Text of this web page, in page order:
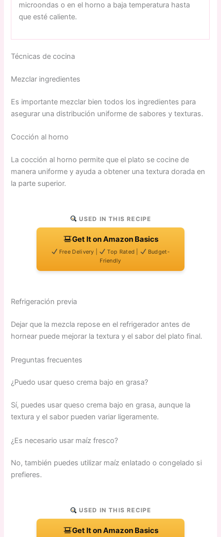
microondas o en el horno a baja temperatura hasta
que esté caliente.
Técnicas de cocina
Mezclar ingredientes
Es importante mezclar bien todos los ingredientes para
asegurar una distribución uniforme de sabores y texturas.
Cocción al horno
La cocción al horno permite que el plato se cocine de
manera uniforme y ayuda a obtener una textura dorada en
la parte superior.
USED IN THIS RECIPE
Get It on Amazon Basics
Free Delivery | Top Rated |
Budget-
Friendly
Refrigeración previa
Dejar que la mezcla repose en el refrigerador antes de
hornear puede mejorar la textura y el sabor del plato final.
Preguntas frecuentes
¿Puedo usar queso crema bajo en grasa?
Sí, puedes usar queso crema bajo en grasa, aunque la
textura y el sabor pueden variar ligeramente.
¿Es necesario usar maíz fresco?
No, también puedes utilizar maíz enlatado o congelado si
prefieres.
USED IN THIS RECIPE
Get It on Amazon Basics